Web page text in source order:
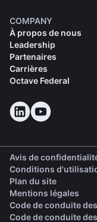
COMPANY
À propos de nous
Leadership
Partenaires
Carrières
Octave Federal
Avis de
Conditions
Plan du site
Mentions légales
Code de conduite
Code de conduite